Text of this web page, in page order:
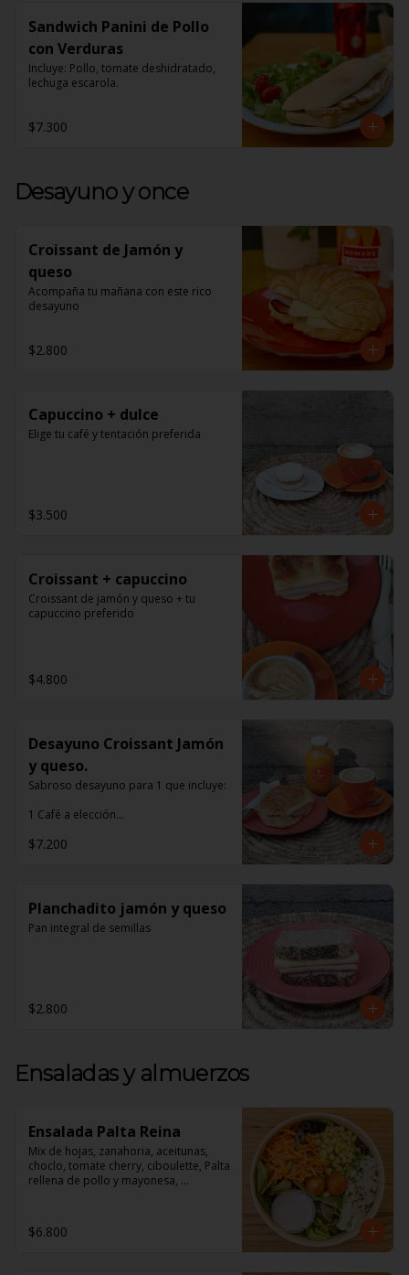
Sandwich Panini de Pollo
con Verduras
Incluye: Pollo, tomate deshidratado,
lechuga escarola.
$7.300
Desayuno y once
Croissant de Jamón y
queso
Acompaña tu mañana con este rico
desayuno
$2.800
Capuccino + dulce
Elige tu café y tentación preferida
$3.500
Croissant + capuccino
Croissant de jamón y queso + tu
capuccino preferido
$4.800
Desayuno Croissant Jamón
y queso.
Sabroso desayuno para 1 que incluye:
1 Café a elección
1 Jugo de Naranja Recién exprimido
$7.200
Planchadito jamón y queso
Pan integral de semillas
$2.800
Ensaladas y almuerzos
Ensalada Palta Reina
Mix de hojas, zanahoria, aceitunas,
choclo, tomate cherry, ciboulette, Palta
rellena de pollo y mayonesa,
cúrcuma, comino y pimienta.
$6.800